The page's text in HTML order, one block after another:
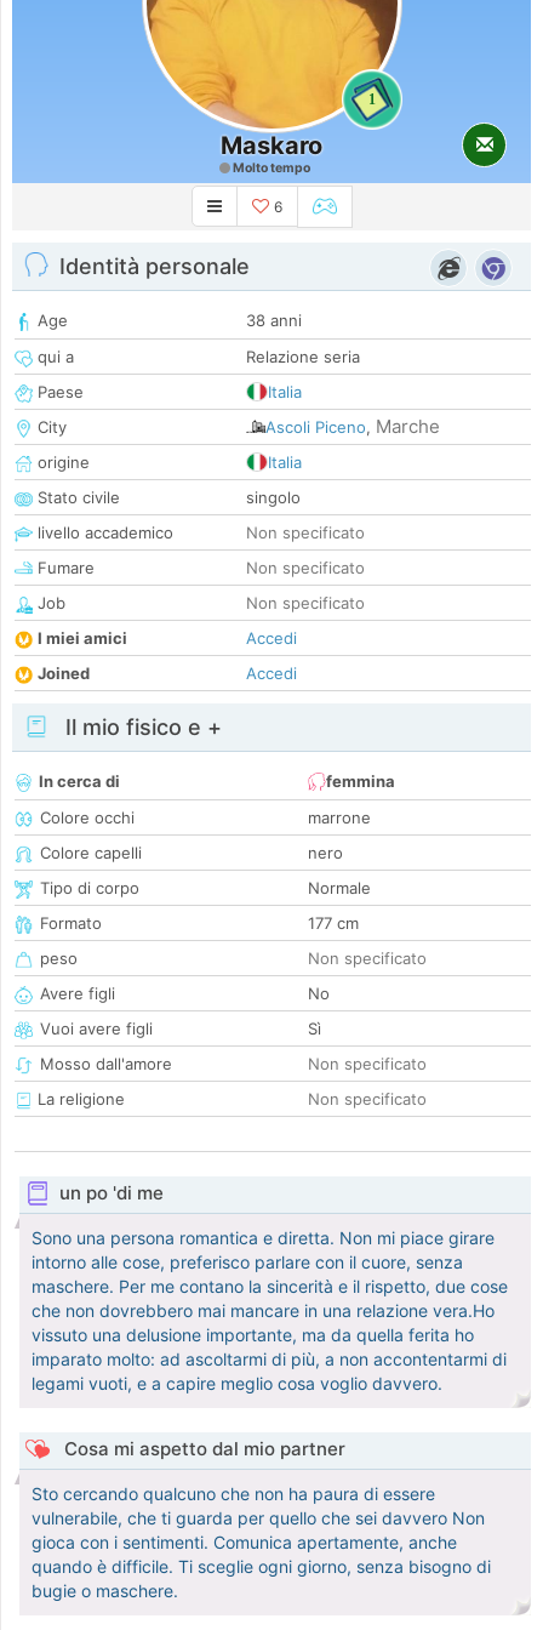
1
Maskaro
Molto tempo
6
Identità personale
Age
38 anni
qui a
Relazione seria
Paese
Italia
City
Ascoli Piceno, Marche
origine
Italia
Stato civile
singolo
livello accademico
Non specificato
Fumare
Non specificato
Job
Non specificato
I miei amici
Accedi
Joined
Accedi
Il mio fisico e +
In cerca di
femmina
Colore occhi
marrone
Colore capelli
nero
Tipo di corpo
Normale
Formato
177 cm
peso
Non specificato
Avere figli
No
Vuoi avere figli
Sì
Mosso dall'amore
Non specificato
La religione
Non specificato
un po 'di me
Sono una persona romantica e diretta. Non mi piace girare
intorno alle cose, preferisco parlare con il cuore, senza
maschere. Per me contano la sincerità e il rispetto, due cose
che non dovrebbero mai mancare in una relazione vera.Ho
vissuto una delusione importante, ma da quella ferita ho
imparato molto: ad ascoltarmi di più, a non accontentarmi di
legami vuoti, e a capire meglio cosa voglio davvero.
Cosa mi aspetto dal mio partner
Sto cercando qualcuno che non ha paura di essere
vulnerabile, che ti guarda per quello che sei davvero Non
gioca con i sentimenti. Comunica apertamente, anche
quando è difficile. Ti sceglie ogni giorno, senza bisogno di
bugie o maschere.